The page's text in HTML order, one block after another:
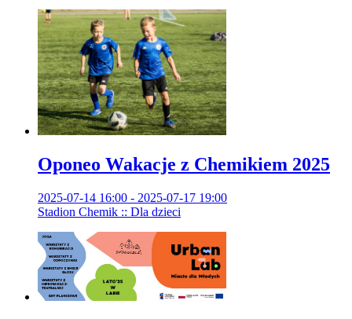
Oponeo Wakacje z Chemikiem 2025
2025-07-14 16:00 - 2025-07-17 19:00
Stadion Chemik :: Dla dzieci